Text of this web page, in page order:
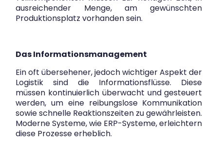
ausreichender Menge, am gewünschten
Produktionsplatz vorhanden sein.
Das Informationsmanagement
Ein oft übersehener, jedoch wichtiger Aspekt der
Logistik sind die Informationsflüsse. Diese
müssen kontinuierlich überwacht und gesteuert
werden, um eine reibungslose Kommunikation
sowie schnelle Reaktionszeiten zu gewährleisten.
Moderne Systeme, wie ERP-Systeme, erleichtern
diese Prozesse erheblich.